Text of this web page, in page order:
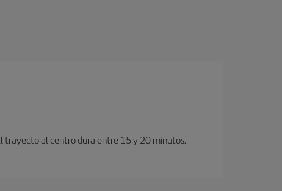
trayecto al centro dura entre 15 y 20 minutos.